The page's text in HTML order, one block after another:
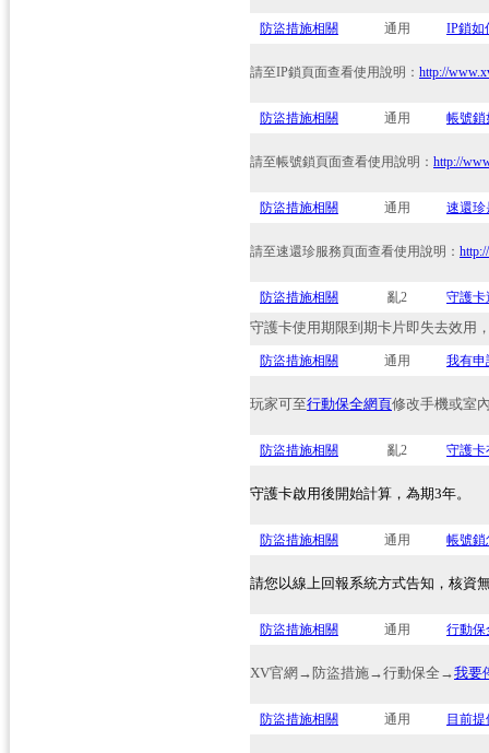
防盜措施相關 通用 IP鎖如
請至IP鎖頁面查看使用說明： http://
防盜措施相關 通用 帳號鎖
請至帳號鎖頁面查看使用說明： http://
防盜措施相關 通用 速還珍
請至速還珍服務頁面查看使用說明：
防盜措施相關 亂2 守護卡
守護卡使用期限到期卡片即失去效用
防盜措施相關 通用 我有申
玩家可至行動保全網頁修改手機或室
防盜措施相關 亂2 守護卡
守護卡啟用後開始計算，為期3年。
防盜措施相關 通用 帳號鎖
請您以線上回報系統方式告知，核資
防盜措施相關 通用 行動保
XV官網→防盜措施→行動保全→我要
防盜措施相關 通用 目前